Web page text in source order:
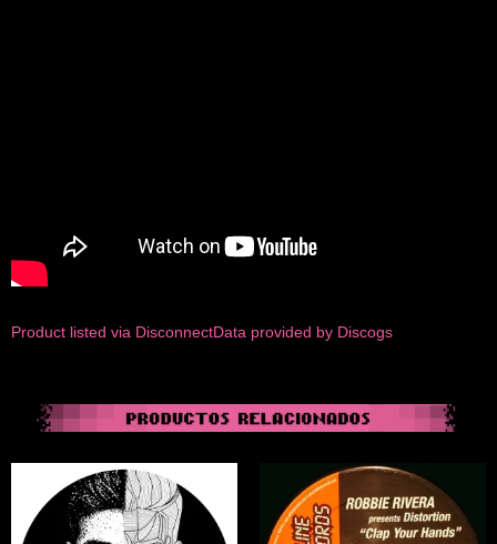
Product listed via DisconnectData provided by Discogs